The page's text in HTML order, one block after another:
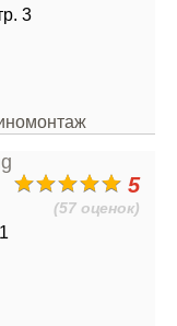
3
5
(57 оценок)